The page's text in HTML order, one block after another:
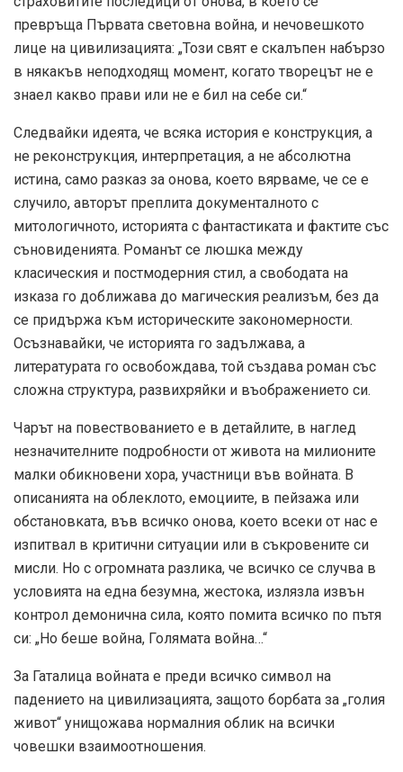
превръща Първата световна война, и нечовешкото
лице на цивилизацията: „Този свят е скалъпен набързо
в някакъв неподходящ момент, когато творецът не е
знаел какво прави или не е бил на себе си.“
Следвайки идеята, че всяка история е конструкция, а
не реконструкция, интерпретация, а не абсолютна
истина, само разказ за онова, което вярваме, че се е
случило, авторът преплита документалното с
митологичното, историята с фантастиката и фактите със
съновиденията. Романът се люшка между
класическия и постмодерния стил, а свободата на
изказа го доближава до магическия реализъм, без да
се придържа към историческите закономерности.
Осъзнавайки, че историята го задължава, а
литературата го освобождава, той създава роман със
сложна структура, развихряйки и въображението си.
Чарът на повествованието е в детайлите, в наглед
незначителните подробности от живота на милионите
малки обикновени хора, участници във войната. В
описанията на облеклото, емоциите, в пейзажа или
обстановката, във всичко онова, което всеки от нас е
изпитвал в критични ситуации или в съкровените си
мисли. Но с огромната разлика, че всичко се случва в
условията на една безумна, жестока, излязла извън
контрол демонична сила, която помита всичко по пътя
си: „Но беше война, Голямата война…“
За Гаталица войната е преди всичко символ на
падението на цивилизацията, защото борбата за „голия
живот“ унищожава нормалния облик на всички
човешки взаимоотношения.